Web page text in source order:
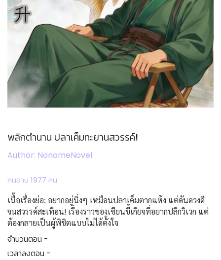
พลิกตำนาน ปลาเค็มทะยานสวรรค์!
Author: NonameNovel
คนอ่าน 1977 คน
เนื้อเรื่องย่อ: อยากอยู่นิ่งๆ เหมือนปลาเค็มตากแห้ง แต่ดันดวงดี
จนสวรรค์สะเทือน! เรื่องราวของเซียนขี้เกียจที่อยากปลีกวิเวก แต่
ต้องกลายเป็นผู้พิชิตแบบไม่ได้ตั้งใจ
จำนวนตอน -
เวลาลงตอน -